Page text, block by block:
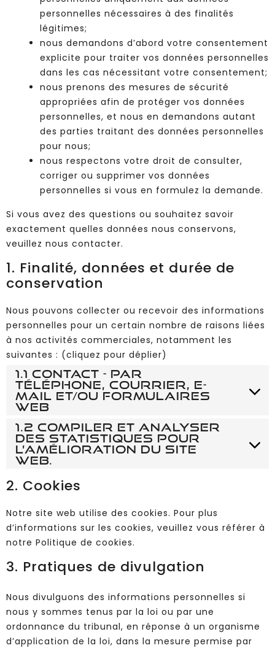
personnelles nécessaires à des finalités
légitimes;
nous demandons d’abord votre consentement
explicite pour traiter vos données personnelles
dans les cas nécessitant votre consentement;
nous prenons des mesures de sécurité
appropriées afin de protéger vos données
personnelles, et nous en demandons autant
des parties traitant des données personnelles
pour nous;
nous respectons votre droit de consulter,
corriger ou supprimer vos données
personnelles si vous en formulez la demande.
Si vous avez des questions ou souhaitez savoir
exactement quelles données nous conservons,
veuillez nous contacter.
1. Finalité, données et durée de
conservation
Nous pouvons collecter ou recevoir des informations
personnelles pour un certain nombre de raisons liées
à nos activités commerciales, notamment les
suivantes : (cliquez pour déplier)
1.1 Contact - Par
téléphone, courrier, e-
mail et/ou formulaires
web
1.2 Compiler et analyser
des statistiques pour
l’amélioration du site
web.
2. Cookies
Notre site web utilise des cookies. Pour plus
d’informations sur les cookies, veuillez vous référer à
notre Politique de cookies.
3. Pratiques de divulgation
Nous divulguons des informations personnelles si
nous y sommes tenus par la loi ou par une
ordonnance du tribunal, en réponse à un organisme
d’application de la loi, dans la mesure permise par